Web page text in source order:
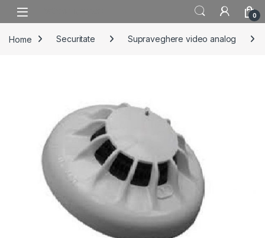
Skip to navigation
Skip to content
0
Home Securitate Supraveghere video analog